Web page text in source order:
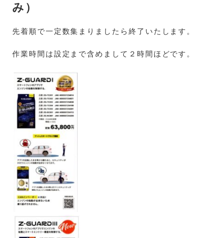
み）
先着順で一定数集まりましたら終了いたします。
作業時間は設定まで含めまして２時間ほどです。